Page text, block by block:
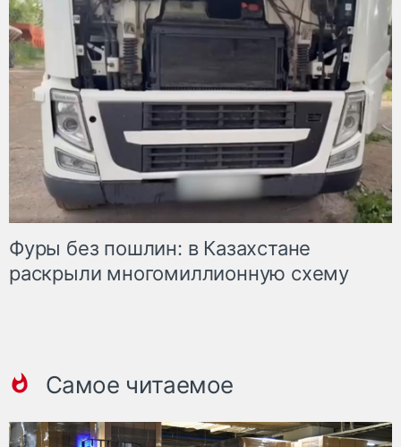
Фуры без пошлин: в Казахстане
раскрыли многомиллионную схему
Самое читаемое